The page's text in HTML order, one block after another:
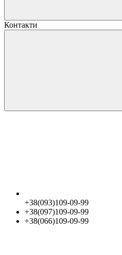
Контакти
+38(093)109-09-99
+38(097)109-09-99
+38(066)109-09-99